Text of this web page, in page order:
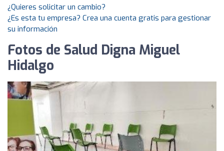
¿Quieres solicitar un cambio?
¿Es esta tu empresa? Crea una cuenta gratis para gestionar
su información
Fotos de Salud Digna Miguel
Hidalgo